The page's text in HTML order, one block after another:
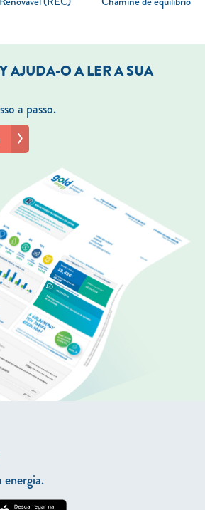
AJUDA-O A LER A SUA
a passo.
energia.